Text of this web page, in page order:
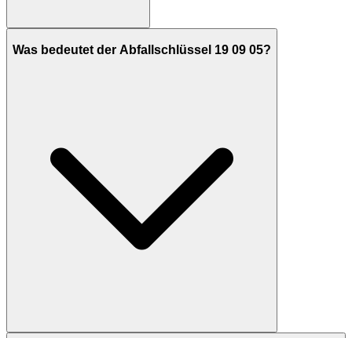
Was bedeutet der Abfallschlüssel 19 09 05?